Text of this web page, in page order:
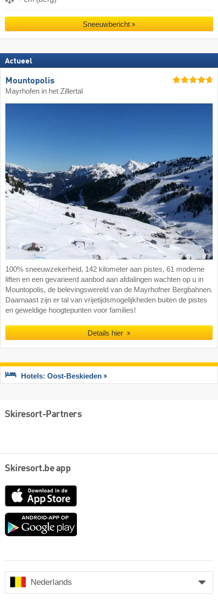
Sneeuwbericht
Actueel
Mountopolis
Mayrhofen in het Zillertal
100% sneeuwzekerheid, 142 kilometer aan pistes, 61 moderne
liften en een gevarieerd aanbod aan afdalingen wachten op u in
Mountopolis, de belevingswereld van de Mayrhofner Bergbahnen.
Daarnaast zijn er tal van vrijetijdsmogelijkheden buiten de pistes
en geweldige hoogtepunten voor families!
Details hier
Hotels: Oost-Beskieden
Skiresort-Partners
Skiresort.be app
App
Google
Nederlands